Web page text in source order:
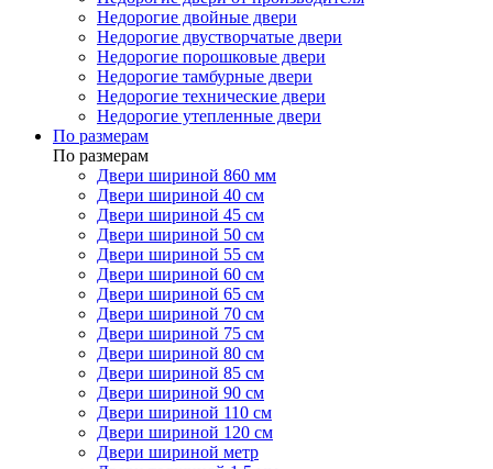
Недорогие двойные двери
Недорогие двустворчатые двери
Недорогие порошковые двери
Недорогие тамбурные двери
Недорогие технические двери
Недорогие утепленные двери
По размерам
По размерам
Двери шириной 860 мм
Двери шириной 40 см
Двери шириной 45 см
Двери шириной 50 см
Двери шириной 55 см
Двери шириной 60 см
Двери шириной 65 см
Двери шириной 70 см
Двери шириной 75 см
Двери шириной 80 см
Двери шириной 85 см
Двери шириной 90 см
Двери шириной 110 см
Двери шириной 120 см
Двери шириной метр